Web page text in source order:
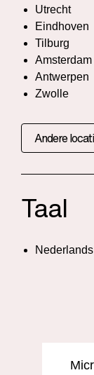
Utrecht
Eindhoven
Tilburg
Amsterdam
Antwerpen
Zwolle
Andere
Taal
Nederlands